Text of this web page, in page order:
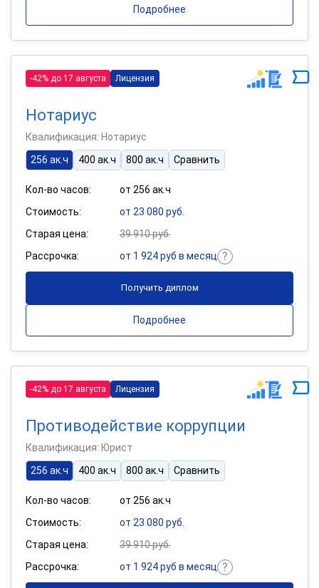
Подробнее
-42% до 17 августа Лицензия
Нотариус
Квалификация: Нотариус
256 ак.ч
400 ак.ч 800 ак.ч Сравнить
Кол-во часов:
от 256 ак.ч
Стоимость:
от 23 080 руб.
Старая цена:
39 910 руб.
Рассрочка:
от 1 924 руб в месяц
Получить диплом
Подробнее
-42% до 17 августа Лицензия
Противодействие коррупции
Квалификация: Юрист
256 ак.ч
400 ак.ч 800 ак.ч Сравнить
Кол-во часов:
от 256 ак.ч
Стоимость:
от 23 080 руб.
Старая цена:
39 910 руб.
Рассрочка:
от 1 924 руб в месяц